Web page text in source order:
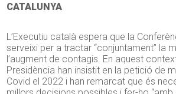
CATALUNYA
L’Executiu català espera que la
serveixi per a tractar “conjuntament” la
l’augment de contagis. En aquest
Presidència han insistit en la petició de
Covid el 2022 i han remarcat que és